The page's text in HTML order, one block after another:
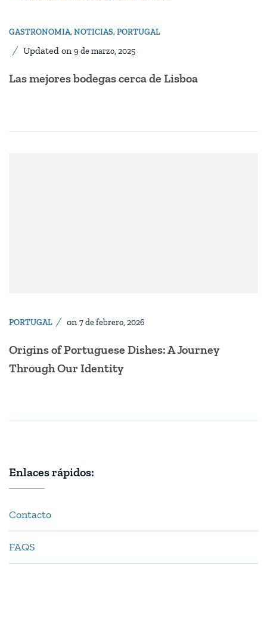
GASTRONOMIA,NOTICIAS,PORTUGAL
Updated on 9 de marzo, 2025
Las mejores bodegas cerca de Lisboa
PORTUGAL on 7 de febrero, 2026
Origins of Portuguese Dishes: A Journey
Through Our Identity
Enlaces rápidos:
Contacto
FAQS